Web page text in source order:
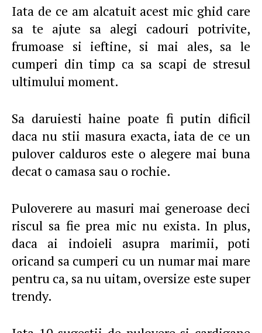
Iata de ce am alcatuit acest mic ghid care
sa te ajute sa alegi cadouri potrivite,
frumoase si ieftine, si mai ales, sa le
cumperi din timp ca sa scapi de stresul
ultimului moment.
Sa daruiesti haine poate fi putin dificil
daca nu stii masura exacta, iata de ce un
pulover calduros este o alegere mai buna
decat o camasa sau o rochie.
Puloverere au masuri mai generoase deci
riscul sa fie prea mic nu exista. In plus,
daca ai indoieli asupra marimii, poti
oricand sa cumperi cu un numar mai mare
pentru ca, sa nu uitam, oversize este super
trendy.